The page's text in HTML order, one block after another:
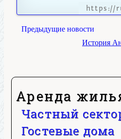
Аренда
Частный
Гостевые дома
https://
Предыдущие новости
История